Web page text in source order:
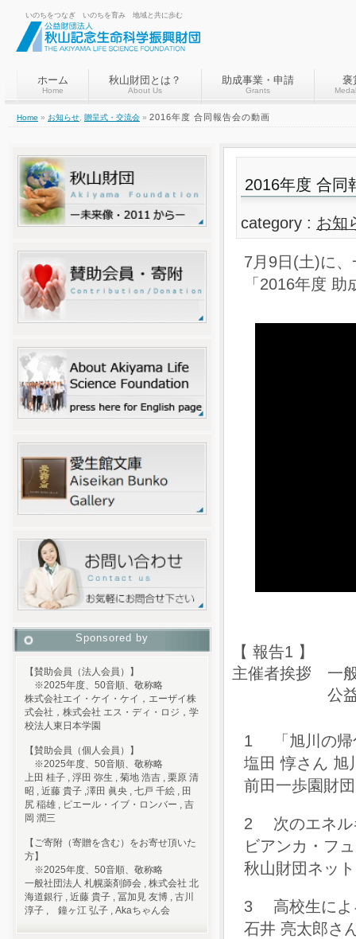
いのちをつなぎ いのちを育み 地域と共に歩む
ホーム
Home
秋山財団とは？
About Us
助成事業・申請
Grants
褒
Home » お知らせ 贈呈式・交流会 » 2016年度 合同報告会の動画
2016年度 合同
category : お知
7月9日(土)に
「2016年度
【 報告1 】
主催者挨拶 一
公益財団法
1 「旭川の帰
塩田 惇さん 旭
前田一歩園財
2 次のエネル
ビアンカ・フ
秋山財団ネッ
3 高校生によ
石井 亮太郎さ
Sponsored by
【賛助会員（法人会員）】
※2025年度、50音順、敬称略
株式会社エイ・ケイ・ケイ，エーザイ株
式会社，株式会社 エス・ディ・ロジ，学
校法人東日本学園
【賛助会員（個人会員）】
※2025年度、50音順、敬称略
上田 桂子 , 浮田 弥生 , 菊地 浩吉 , 栗原 清
昭 , 近藤 貴子 ,澤田 眞央 , 七戸 千絵 , 田
尻 稲雄 , ピエール・イブ・ロンバー , 吉
岡 潤三
【ご寄附（寄贈を含む）をお寄せ頂いた
方】
※2025年度、50音順、敬称略
一般社団法人 札幌薬剤師会 , 株式会社 北
海道銀行 , 近藤 貴子 , 冨加見 友博 , 古川
淳子 , 鐘ヶ江 弘子 , Akaちゃん会